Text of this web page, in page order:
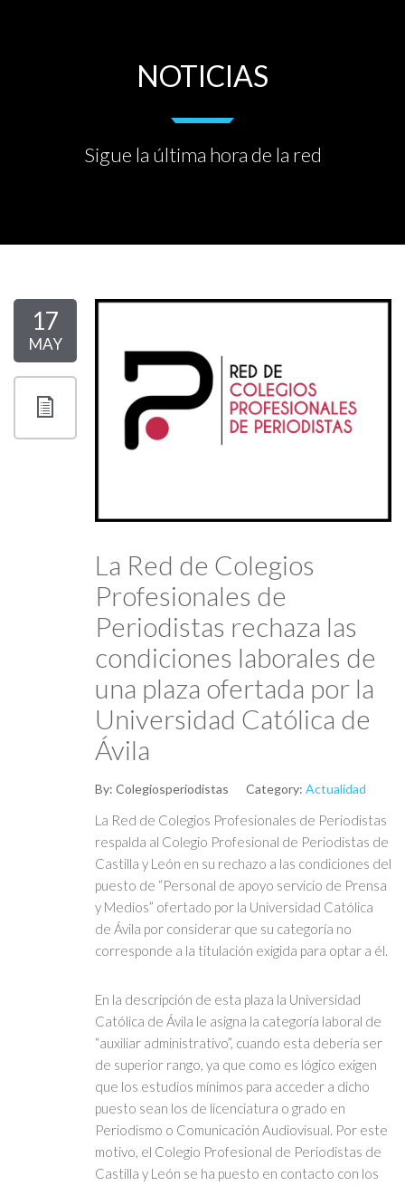
NOTICIAS
Sigue la última hora de la red
17
MAY
La Red de Colegios
Profesionales de
Periodistas rechaza las
condiciones laborales de
una plaza ofertada por la
Universidad Católica de
Ávila
By: Colegiosperiodistas Category: Actualidad
La Red de Colegios Profesionales de Periodistas
respalda al Colegio Profesional de Periodistas de
Castilla y León en su rechazo a las condiciones del
puesto de “Personal de apoyo servicio de Prensa
y Medios” ofertado por la Universidad Católica
de Ávila por considerar que su categoría no
corresponde a la titulación exigida para optar a él.
En la descripción de esta plaza la Universidad
Católica de Ávila le asigna la categoría laboral de
“auxiliar administrativo”, cuando esta debería ser
de superior rango, ya que como es lógico exigen
que los estudios mínimos para acceder a dicho
puesto sean los de licenciatura o grado en
Periodismo o Comunicación Audiovisual. Por este
motivo, el Colegio Profesional de Periodistas de
Castilla y León se ha puesto en contacto con los